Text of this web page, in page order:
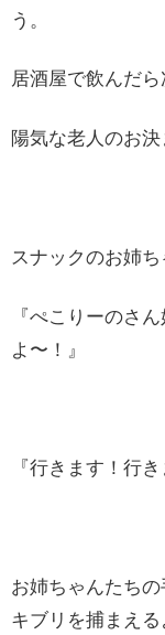
う。
居酒屋で飲んだら
陽気な老人のお決
スナックのお姉
『ぺこりーのさ
よ〜！』
『行きます！行
お姉ちゃんたち
キブリを捕まえる